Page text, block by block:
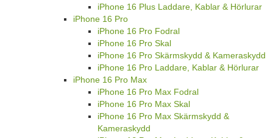
iPhone 16 Plus Laddare, Kablar & Hörlurar
iPhone 16 Pro
iPhone 16 Pro Fodral
iPhone 16 Pro Skal
iPhone 16 Pro Skärmskydd & Kameraskydd
iPhone 16 Pro Laddare, Kablar & Hörlurar
iPhone 16 Pro Max
iPhone 16 Pro Max Fodral
iPhone 16 Pro Max Skal
iPhone 16 Pro Max Skärmskydd &
Kameraskydd